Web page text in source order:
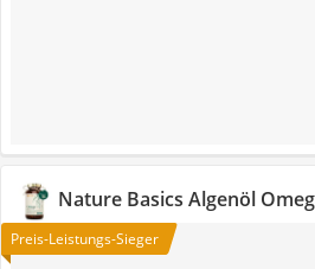
Nature Basics Algenöl
Preis-Leistungs-Sieger